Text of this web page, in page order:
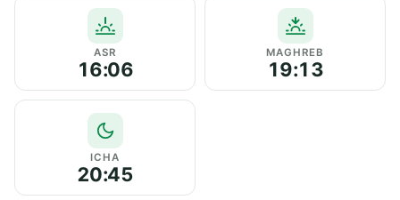
ASR
16:06
MAGHREB
19:13
ICHA
20:45